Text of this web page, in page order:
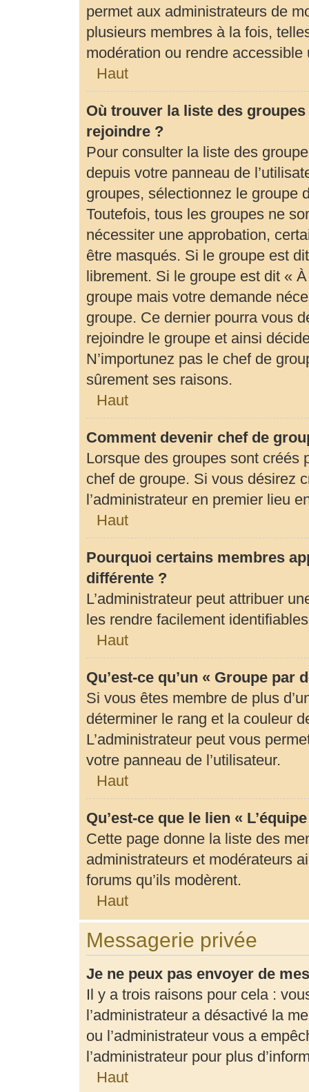
permet aux administrateurs de
plusieurs membres à la fois,
modération ou rendre accessible
Haut
Où trouver la liste des
rejoindre ?
Pour consulter la liste des
depuis votre panneau de
groupes, sélectionnez le groupe
Toutefois, tous les groupes ne
nécessiter une approbation,
être masqués. Si le groupe est
librement. Si le groupe est dit «
groupe mais votre demande
groupe. Ce dernier pourra vous
rejoindre le groupe et ainsi
N’importunez pas le chef de
sûrement ses raisons.
Haut
Comment devenir chef de
Lorsque des groupes sont créés
chef de groupe. Si vous désirez
l’administrateur en premier lieu
Haut
Pourquoi certains membres
différente ?
L’administrateur peut attribuer
les rendre facilement
Haut
Qu’est-ce qu’un « Groupe par
Si vous êtes membre de plus
déterminer le rang et la couleur
L’administrateur peut vous
votre panneau de l’utilisateur.
Haut
Qu’est-ce que le lien «
Cette page donne la liste des
administrateurs et modérateurs
forums qu’ils modèrent.
Haut
Messagerie privée
Je ne peux pas envoyer de
Il y a trois raisons pour cela :
l’administrateur a désactivé la
ou l’administrateur vous a
l’administrateur pour plus
Haut